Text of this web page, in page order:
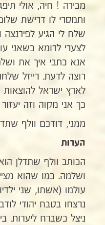
מכירה ! חיה, אולי
ותמסרי לו דרישת
שלח לי הגיע לפירנצה
לצערי לרומא כשאני
אנא כתבי איך את
לארץ ישראל
כך אני מקוה וזה יעזור
ממני, דודכם וולף
הערות
הכותב וולף שתדלן
ושלמה. כמו שהוא
עולמו (אשתו, שני
נרצחו בטבח יהודי
ניצל כשברח ליערות.